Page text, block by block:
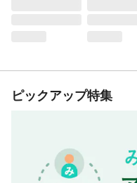
ピックアップ特集